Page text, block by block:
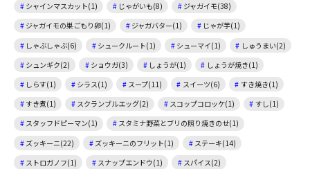
シャインマスカット(1)
じゃがいも(8)
ジャガイモ(38)
ジャガイモの巣ごもり卵(1)
ジャガバター(1)
じゃが芋(1)
しゃぶしゃぶ(6)
シュークルート(1) シューマイ(1)
しゅうまい(2)
シュンギク(2)
ショウガ(3) しょうが(1)
しょうが焼き(1)
しらす(1)
シラス(1) スープ(11) スイーツ(6)
すき焼き(1)
すき煮(1)
スクランブルエッグ(2) スコップコロッケ(1)
すし(1)
スタッフドピーマン(1)
スタミナ野菜とブリの照り焼きのせ(1)
ズッキーニ(22)
ズッキーニのフリット(1)
ステーキ(14)
ストロガノフ(1)
スナップエンドウ(1)
スパイス(2)